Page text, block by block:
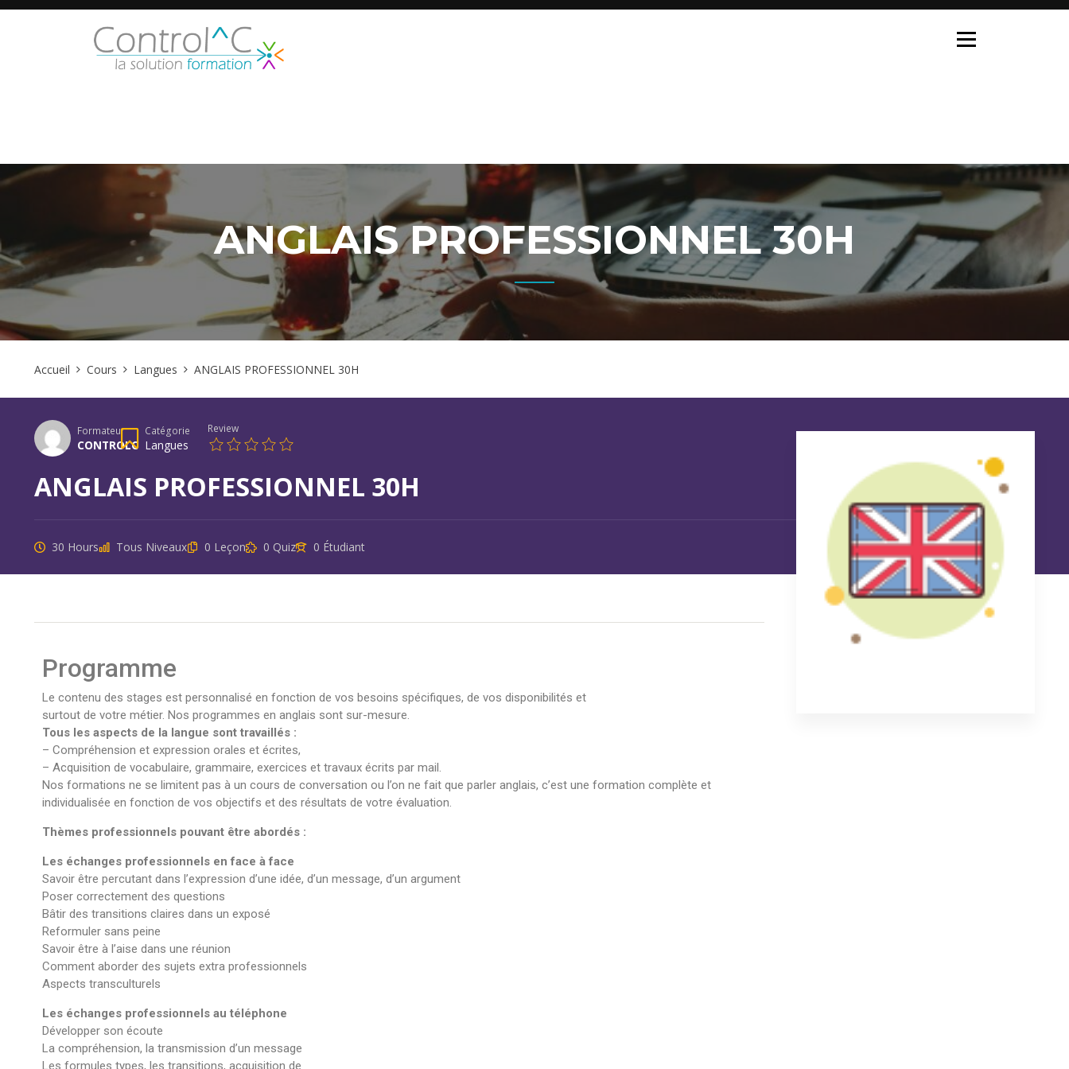
ANGLAIS PROFESSIONNEL 30H
Accueil Cours Langues ANGLAIS PROFESSIONNEL 30H
Formateur
CONTROLC
Catégorie
Langues
Review
ANGLAIS PROFESSIONNEL 30H
30 Hours Tous Niveaux 0 Leçon 0 Quiz 0 Étudiant
Programme
Le contenu des stages est personnalisé en fonction de vos besoins spécifiques, de vos disponibilités et
surtout de votre métier. Nos programmes en anglais sont sur-mesure.
Tous les aspects de la langue sont travaillés :
– Compréhension et expression orales et écrites,
– Acquisition de vocabulaire, grammaire, exercices et travaux écrits par mail.
Nos formations ne se limitent pas à un cours de conversation ou l’on ne fait que parler anglais, c’est une formation complète et
individualisée en fonction de vos objectifs et des résultats de votre évaluation.
Thèmes professionnels pouvant être abordés :
Les échanges professionnels en face à face
Savoir être percutant dans l’expression d’une idée, d’un message, d’un argument
Poser correctement des questions
Bâtir des transitions claires dans un exposé
Reformuler sans peine
Savoir être à l’aise dans une réunion
Comment aborder des sujets extra professionnels
Aspects transculturels
Les échanges professionnels au téléphone
Développer son écoute
La compréhension, la transmission d’un message